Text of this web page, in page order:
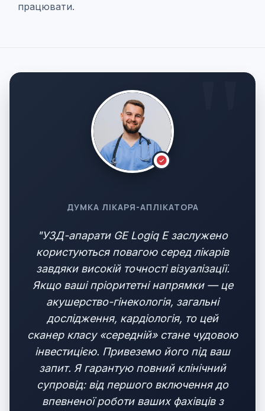
працювати.
ДУМКА ЛІКАРЯ-АПЛІКАТОРА
"УЗД-апарати GE Logiq E заслужено
користуються повагою серед лікарів
завдяки високій точності візуалізації.
Якщо ваші пріоритетні напрямки — це
акушерство-гінекологія, загальні
дослідження, кардіологія, то цей
сканер класу «середній» стане чудовою
інвестицією. Привеземо його під ваш
запит. Я гарантую повний клінічний
супровід: від першого включення до
впевненої роботи ваших фахівців з